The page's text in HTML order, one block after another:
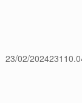
23/02/2024